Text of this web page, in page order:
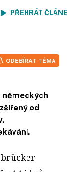
PŘEHRÁT
ODEBÍRAT TÉMA
německých
od